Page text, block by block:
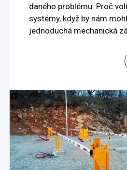
daného problému. Proč
systémy, když by nám
jednoduchá mechanická